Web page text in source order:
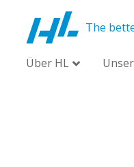
The
Über HL